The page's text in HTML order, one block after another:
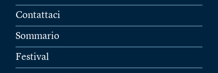
Contattaci
Sommario
Festival